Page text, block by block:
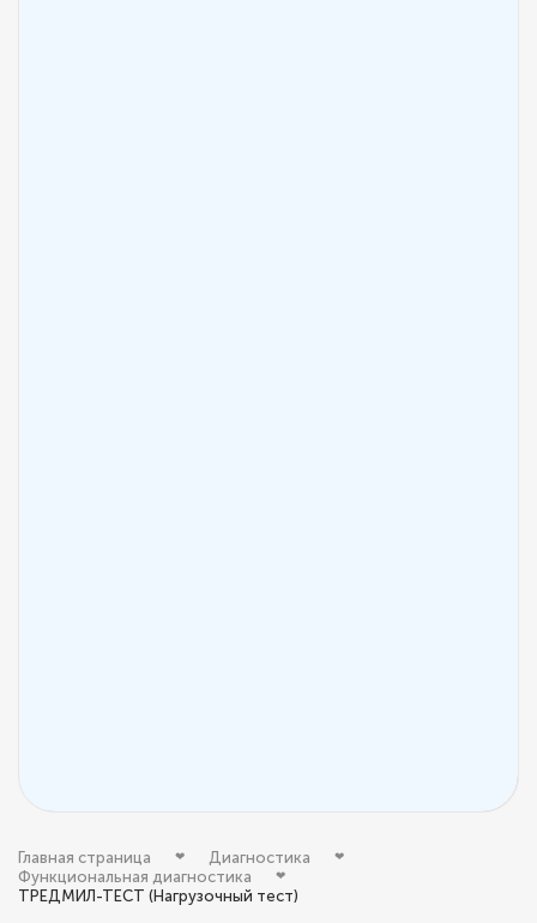
Главная страница
Диагностика
Функциональная диагностика
ТРЕДМИЛ-ТЕСТ (Нагрузочный тест)